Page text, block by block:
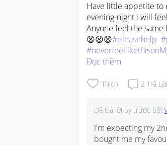
Have little appetite to
evening-night i will
Anyone feel the same
😫😫😫#pleasehelp
Đọc thêm
Thích 2 Trả Lời
Đã trả lời 5y trước bởi
I'm expecting my
bought me my